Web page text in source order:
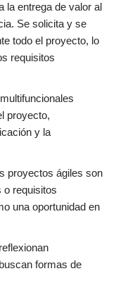
la entrega de valor al
Se solicita y se
todo el proyecto, lo
requisitos
proyecto,
y la
proyectos ágiles son
o requisitos
una oportunidad en
formas de